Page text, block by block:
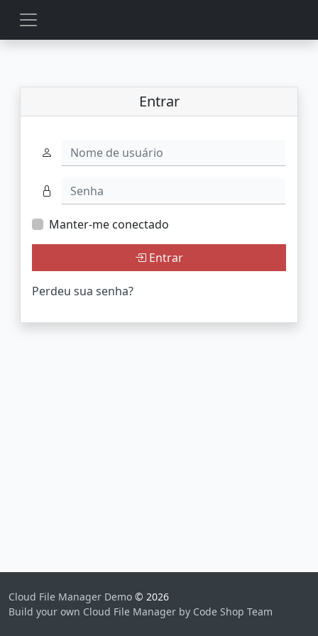
Entrar
Nome de usuário
Senha
Manter-me conectado
Entrar
Perdeu sua senha?
Cloud File Manager Demo © 2026
Build your own Cloud File Manager by Code Shop Team